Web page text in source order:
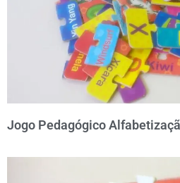
Jogo Pedagógico